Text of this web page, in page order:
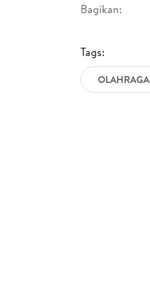
Bagikan:
Tags:
OLAHRAGA